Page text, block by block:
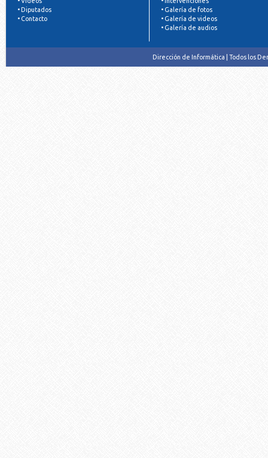
• Diputados
• Contacto
• Galería de fotos
• Galería de videos
• Galería de audios
Dirección de Informática | Todos los